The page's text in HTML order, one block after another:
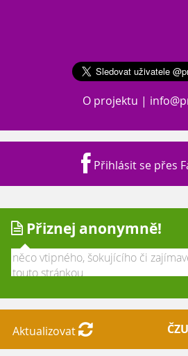
O projektu |
Přihlásit se přes
Přiznej anonymně!
Aktualizovat ČZU